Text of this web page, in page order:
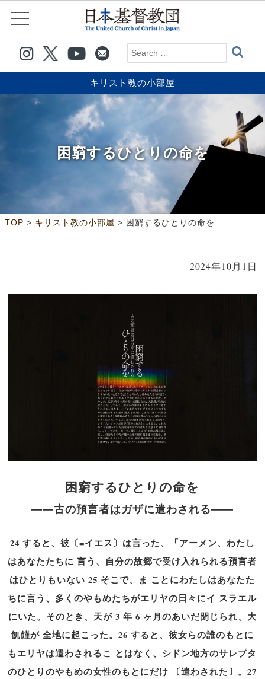
キリスト教の小部屋
困窮するひとりの命を
TOP > キリスト教の小部屋 > 困窮するひとりの命を
2024年10月1日
困窮するひとりの命を
――古の預言者はガザに遣わされる――
24 すると、彼〔=イエス〕は言った、「アーメン、わたし
はあなたたちに 言う、自分の故郷で受け入れられる預言者
はひとりもいない 25 そこで、ま ことにわたしはあなたた
ちに言う、多くのやもめたちがエリヤの日々にイ スラエル
にいた。そのとき、天が 3 年 6 ヶ月のあいだ閉じられ、大
飢饉が 全地に起こった。26 すると、彼女らの誰のもとに
もエリヤは遣わされるこ とはなく、シドン地方のサレプタ
のひとりのやもめの女性のもとにだけ 〔遣わされた〕。27